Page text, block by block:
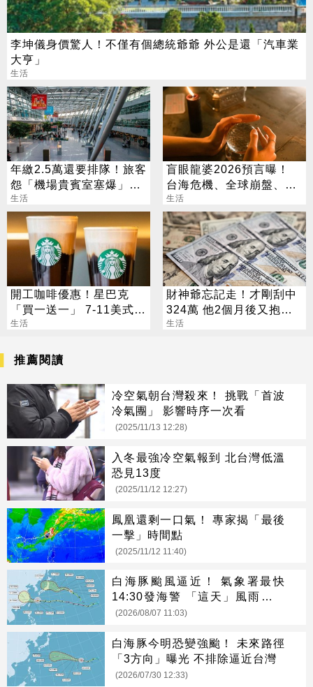
李坤儀身價驚人！不僅有個總統爺爺 外公是還「汽車業
大亨」
生活
年繳2.5萬還要排隊！旅客
怨「機場貴賓室塞爆」一
票人共鳴
生活
盲眼龍婆2026預言曝！
台海危機、全球崩盤、外
星人來訪引熱議
生活
開工咖啡優惠！星巴克
「買一送一」 7-11美式買
7送7
生活
財神爺忘記走！才剛刮中
324萬 他2個月後又抱回
3243萬
生活
推薦閱讀
冷空氣朝台灣殺來！ 挑戰「首波
冷氣團」 影響時序一次看
(2025/11/13 12:28)
入冬最強冷空氣報到 北台灣低溫
恐見13度
(2025/11/12 12:27)
鳳凰還剩一口氣！ 專家揭「最後
一擊」時間點
(2025/11/12 11:40)
白海豚颱風逼近！ 氣象署最快
14:30發海警 「這天」風雨最猛
烈
(2026/08/07 11:03)
白海豚今明恐變強颱！ 未來路徑
「3方向」曝光 不排除逼近台灣
(2026/07/30 12:33)